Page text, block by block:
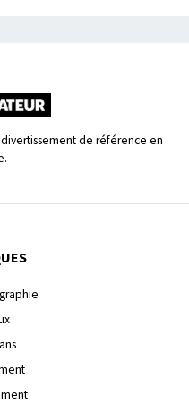
de référence en